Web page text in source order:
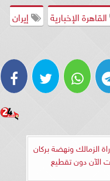
القاهرة الإخبارية
إيران
الزمالك ونهضة بركان
الآن دون تقطيع